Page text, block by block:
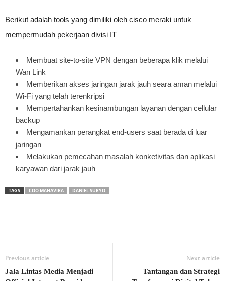
Berikut adalah tools yang dimiliki oleh cisco meraki untuk
mempermudah pekerjaan divisi IT
Membuat site-to-site VPN dengan beberapa klik melalui
Wan Link
Memberikan akses jaringan jarak jauh seara aman melalui
Wi-Fi yang telah terenkripsi
Mempertahankan kesinambungan layanan dengan cellular
backup
Mengamankan perangkat end-users saat berada di luar
jaringan
Melakukan pemecahan masalah konketivitas dan aplikasi
karyawan dari jarak jauh
TAGS COO MAHAVIRA DANIEL SURYO
Previous article
Jala Lintas Media Menjadi
Next article
Tantangan dan Strategi